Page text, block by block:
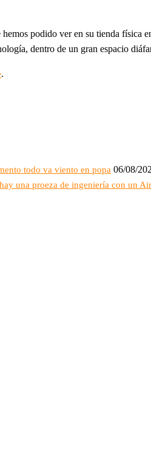
podido ver en su tienda
dentro de un gran espacio
.
todo va viento en popa 06/08/
una proeza de ingeniería con un